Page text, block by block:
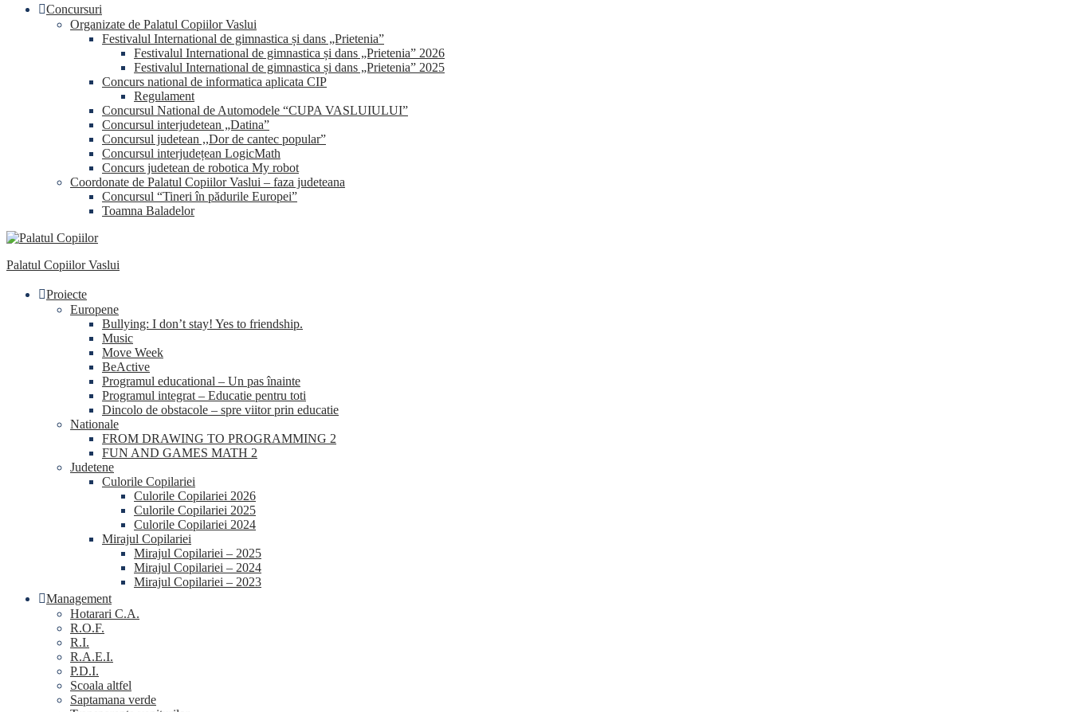
Concursuri
Organizate de Palatul Copiilor Vaslui
Festivalul International de gimnastica și dans „Prietenia”
Festivalul International de gimnastica și dans „Prietenia” 2026
Festivalul International de gimnastica și dans „Prietenia” 2025
Concurs national de informatica aplicata CIP
Regulament
Concursul National de Automodele “CUPA VASLUIULUI”
Concursul interjudetean „Datina”
Concursul judetean ,,Dor de cantec popular”
Concursul interjudețean LogicMath
Concurs judetean de robotica My robot
Coordonate de Palatul Copiilor Vaslui – faza judeteana
Concursul “Tineri în pădurile Europei”
Toamna Baladelor
Palatul Copiilor Vaslui
Proiecte
Europene
Bullying: I don’t stay! Yes to friendship.
Music
Move Week
BeActive
Programul educational – Un pas înainte
Programul integrat – Educatie pentru toti
Dincolo de obstacole – spre viitor prin educatie
Nationale
FROM DRAWING TO PROGRAMMING 2
FUN AND GAMES MATH 2
Judetene
Culorile Copilariei
Culorile Copilariei 2026
Culorile Copilariei 2025
Culorile Copilariei 2024
Mirajul Copilariei
Mirajul Copilariei – 2025
Mirajul Copilariei – 2024
Mirajul Copilariei – 2023
Management
Hotarari C.A.
R.O.F.
R.I.
R.A.E.I.
P.D.I.
Scoala altfel
Saptamana verde